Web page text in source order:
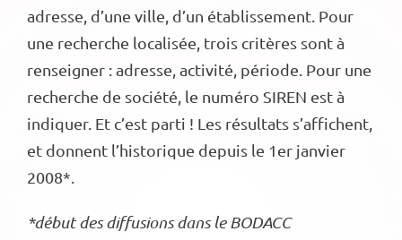
adresse, d’une ville, d’un établissement. Pour
une recherche localisée, trois critères sont à
renseigner : adresse, activité, période. Pour une
recherche de société, le numéro SIREN est à
indiquer. Et c’est parti ! Les résultats s’affichent,
et donnent l’historique depuis le 1er janvier
2008*.
*début des diffusions dans le BODACC